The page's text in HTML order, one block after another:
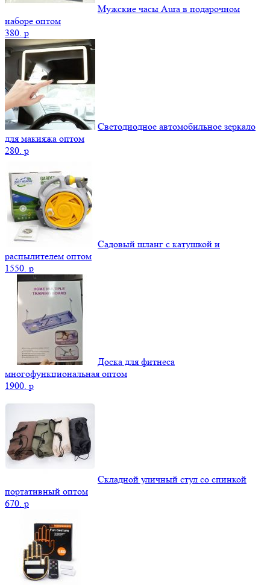
Мужские часы Aura в подарочном
наборе оптом
380. p
Светодиодное автомобильное зеркало
для макияжа оптом
280. p
Садовый шланг с катушкой и
распылителем оптом
1550. p
Доска для фитнеса
многофункциональная оптом
1900. p
Складной уличный стул со спинкой
портативный оптом
670. p